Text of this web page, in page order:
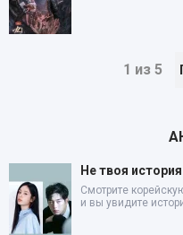
1 из 5
Не твоя
Смотрите
и вы увидите